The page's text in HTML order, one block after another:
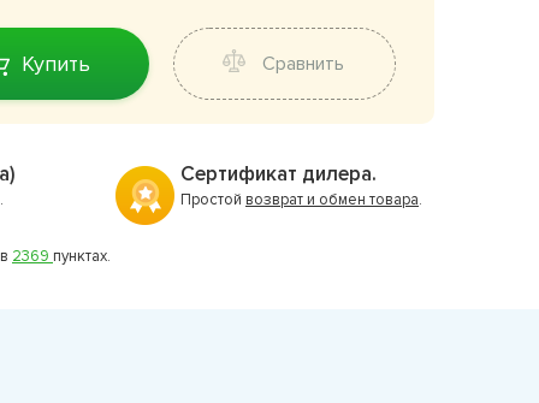
Купить Сравнить
2369 пунктах.
Сертификат дилера.
Простой возврат и обмен товара.